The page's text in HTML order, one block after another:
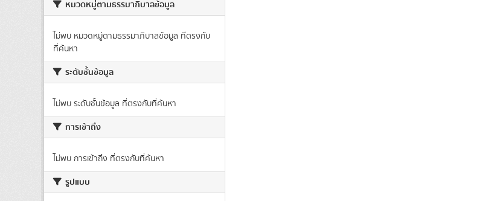
หมวดหมู่ตามธรรมาภิบาลข้อมูล
ไม่พบ หมวดหมู่ตามธรรมาภิบาลข้อมูล ที่ตรงกับ
ที่ค้นหา
ระดับชั้นข้อมูล
ไม่พบ ระดับชั้นข้อมูล ที่ตรงกับที่ค้นหา
การเข้าถึง
ไม่พบ การเข้าถึง ที่ตรงกับที่ค้นหา
รูปแบบ